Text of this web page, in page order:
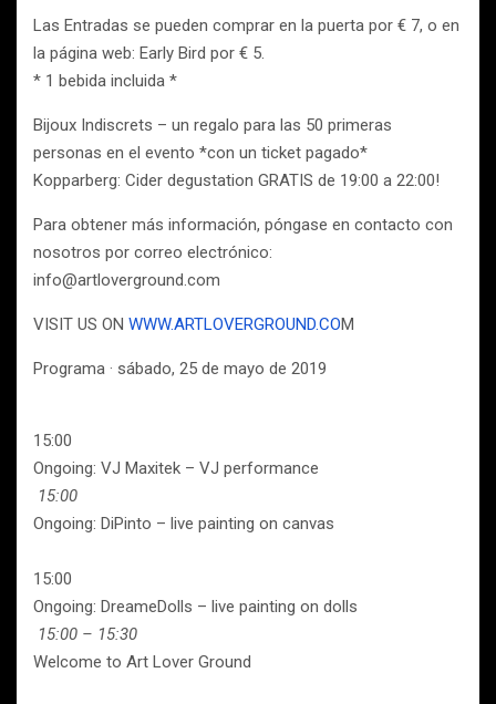
Las Entradas se pueden comprar en la puerta por € 7, o en
la página web: Early Bird por € 5.
* 1 bebida incluida *
Bijoux Indiscrets – un regalo para las 50 primeras
personas en el evento *con un ticket pagado*
Kopparberg: Cider degustation GRATIS de 19:00 a 22:00!
Para obtener más información, póngase en contacto con
nosotros por correo electrónico:
info@artloverground.com
VISIT US ON WWW.ARTLOVERGROUND.COM
Programa · sábado, 25 de mayo de 2019
15:00
Ongoing: VJ Maxitek – VJ performance
15:00
Ongoing: DiPinto – live painting on canvas
15:00
Ongoing: DreameDolls – live painting on dolls
15:00 – 15:30
Welcome to Art Lover Ground